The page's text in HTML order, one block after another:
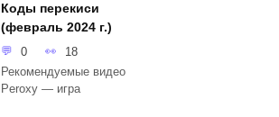
Коды перекиси
(февраль 2024 г.)
0
18
Рекомендуемые видео
Peroxy — игра